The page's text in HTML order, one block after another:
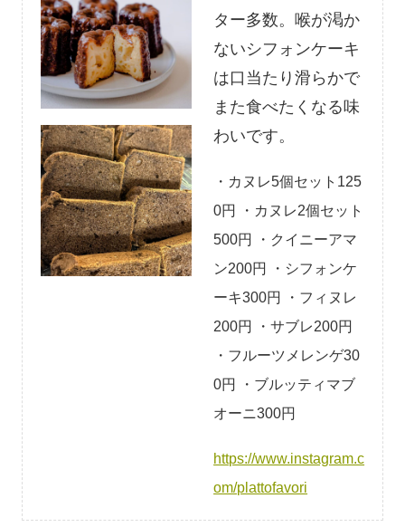
ター多数。喉が渇か
ないシフォンケーキ
は口当たり滑らかで
また食べたくなる味
わいです。
・カヌレ5個セット125
0円 ・カヌレ2個セット
500円 ・クイニーアマ
ン200円 ・シフォンケ
ーキ300円 ・フィヌレ
200円 ・サブレ200円
・フルーツメレンゲ30
0円 ・ブルッティマブ
オーニ300円
https://www.instagram.c
om/plattofavori